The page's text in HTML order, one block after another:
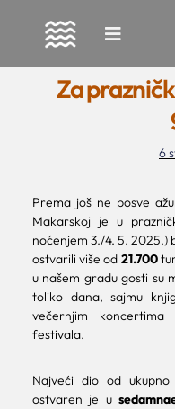
to
contentZa
6
Prema još ne posve
Makarskoj je u
noćenjem 3./4. 5.
ostvarili više od 21.700
u našem gradu gosti su
toliko dana, sajmu
večernjim
festivala.
Najveći dio od ukupno
ostvaren je u